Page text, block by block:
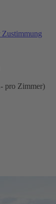
Zustimmung
pro Zimmer)